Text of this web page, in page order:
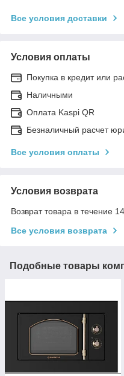
Все условия доставки
Условия оплаты
Покупка в кредит или
Наличными
Оплата Kaspi QR
Безналичный расчет
Все условия оплаты
Условия возврата
Возврат товара в течение
Все условия возврата
Подобные товары